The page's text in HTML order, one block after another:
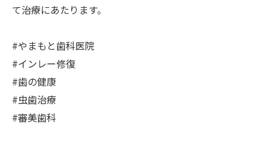
て治療にあたります。
#やまもと歯科医院
#インレー修復
#歯の健康
#虫歯治療
#審美歯科